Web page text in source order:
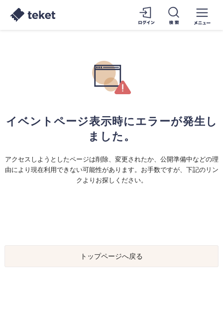
イベントページ表示時にエラーが発生し
ました。
アクセスしようとしたページは削除、変更されたか、公開準備中などの理
由により現在利用できない可能性があります。お手数ですが、下記のリン
クよりお探しください。
トップページへ戻る